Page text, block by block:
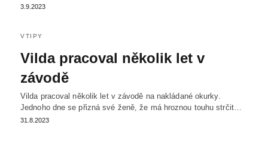
3.9.2023
VTIPY
Vilda pracoval několik let v
závodě
Vilda pracoval několik let v závodě na nakládané okurky.
Jednoho dne se přizná své ženě, že má hroznou touhu strčit…
31.8.2023